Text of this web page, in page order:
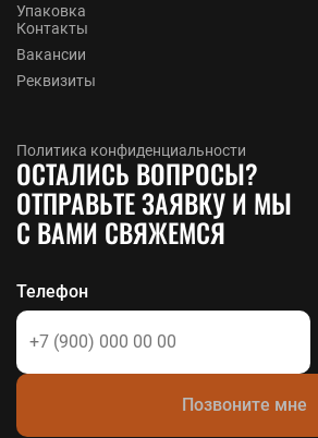
Упаковка
Контакты
Вакансии
Реквизиты
Политика конфиденциальности
ОСТАЛИСЬ ВОПРОСЫ?
ОТПРАВЬТЕ ЗАЯВКУ И МЫ
С ВАМИ СВЯЖЕМСЯ
Телефон
Позвоните мне